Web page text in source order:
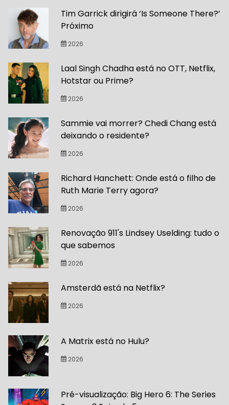
Tim Garrick dirigirá ‘Is Someone There?’
Próximo
2026
Laal Singh Chadha está no OTT, Netflix,
Hotstar ou Prime?
2026
Sammie vai morrer? Chedi Chang está
deixando o residente?
2026
Richard Hanchett: Onde está o filho de
Ruth Marie Terry agora?
2026
Renovação 911's Lindsey Uselding: tudo o
que sabemos
2026
Amsterdã está na Netflix?
2026
A Matrix está no Hulu?
2026
Pré-visualização: Big Hero 6: The Series